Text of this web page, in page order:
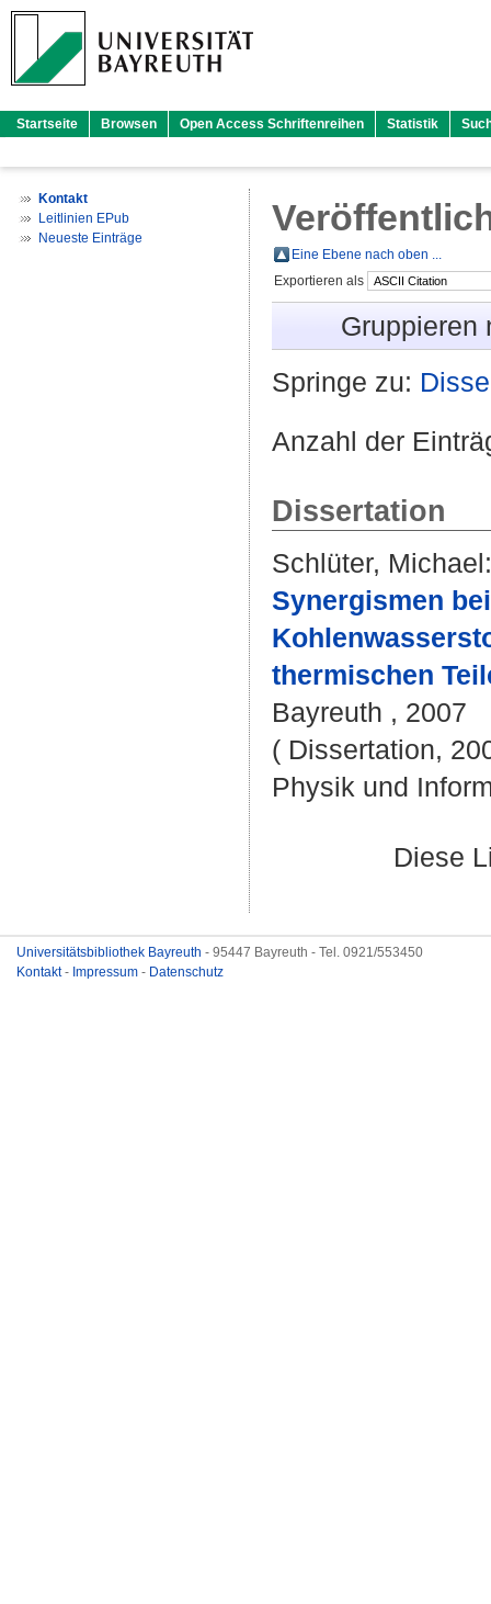
Startseite Browsen Open Access Schriftenreihen Statistik
Kontakt
Leitlinien EPub
Neueste Einträge
Eine Ebene nach oben ...
Exportieren als
Gruppieren
Springe zu:
Anzahl der
Dissertation
Schlüter, Michael:
Synergismen
thermischen
Bayreuth , 2007
( Dissertation,
Physik und
Diese
Universitätsbibliothek Bayreuth - 95447 Bayreuth - Tel. 0921/553450
Kontakt- Impressum - Datenschutz